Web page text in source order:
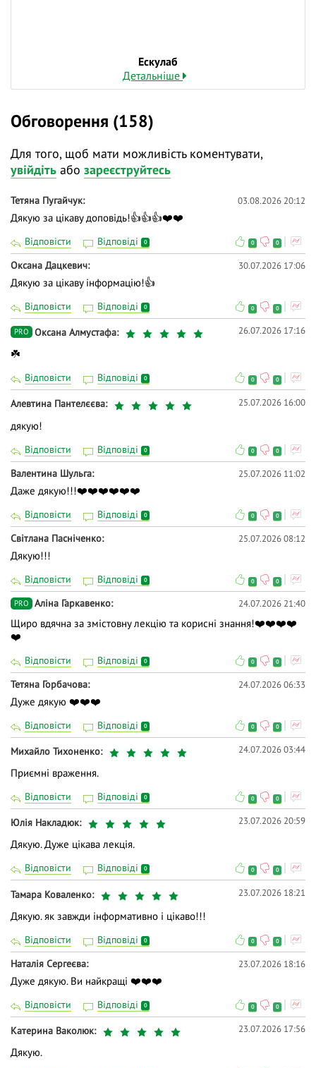
Ескулаб
Детальніше
Обговорення (158)
Для того, щоб мати можливість коментувати,
увійдіть або зареєструйтесь
Тетяна Пугайчук 03.08.2026 20:12
Дякую за цікаву доповідь!👍👍👍❤️❤️
Відповісти Відповіді 0 0 0
Оксана Дацкевич 30.07.2026 17:06
Дякую за цікаву інформацію!👍
Відповісти Відповіді 0 0 0
PRO Оксана Алмустафа 26.07.2026 17:16
☘️
Відповісти Відповіді 0 0 0
Алевтина Пантелєєва 25.07.2026 16:00
дякую!
Відповісти Відповіді 0 0 0
Валентина Шульга 25.07.2026 11:02
Даже дякую!!!❤️❤️❤️❤️❤️❤️
Відповісти Відповіді 0 0 0
Світлана Пасніченко 25.07.2026 08:12
Дякую!!!
Відповісти Відповіді 0 0 0
PRO Аліна Гаркавенко 24.07.2026 21:40
Щиро вдячна за змістовну лекцію та корисні знання!❤️❤️❤️❤️
❤️
Відповісти Відповіді 0 0 0
Тетяна Горбачова 24.07.2026 06:33
Дуже дякую ❤️❤️❤️
Відповісти Відповіді 0 0 0
Михайло Тихоненко 24.07.2026 03:44
Приємні враження.
Відповісти Відповіді 0 0 0
Юлія Накладюк 23.07.2026 20:59
Дякую. Дуже цікава лекція.
Відповісти Відповіді 0 0 0
Тамара Коваленко 23.07.2026 18:21
Дякую. як завжди інформативно і цікаво!!!
Відповісти Відповіді 0 0 0
Наталія Сергеєва 23.07.2026 18:16
Дуже дякую. Ви найкращі ❤️❤️❤️
Відповісти Відповіді 0 0 0
Катерина Ваколюк 23.07.2026 17:56
Дякую.